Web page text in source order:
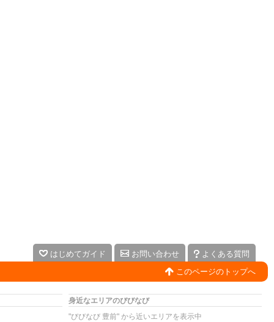
はじめてガイド お問い合わせ
よくある質問
このページのトップへ
身近なエリアのびびなび
"びびなび 豊前" から近いエリアを表示中